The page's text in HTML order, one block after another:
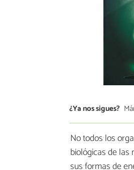
¿Ya nos sigues?
No todos los
biológicas de
sus formas de